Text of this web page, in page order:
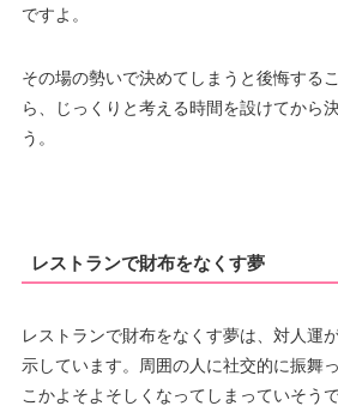
ですよ。
その場の勢いで決めてしまうと後悔する
ら、じっくりと考える時間を設けてから
う。
レストランで財布をなくす夢
レストランで財布をなくす夢は、対人運
示しています。周囲の人に社交的に振舞
こかよそよそしくなってしまっていそうで